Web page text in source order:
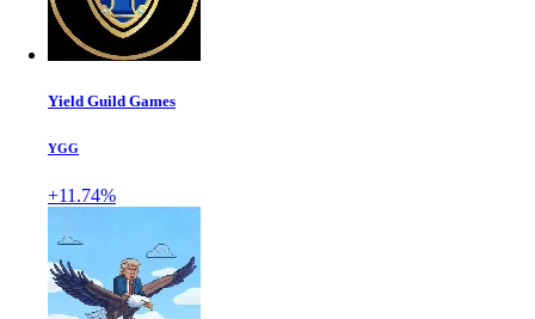
Yield Guild Games
YGG
+11.74%